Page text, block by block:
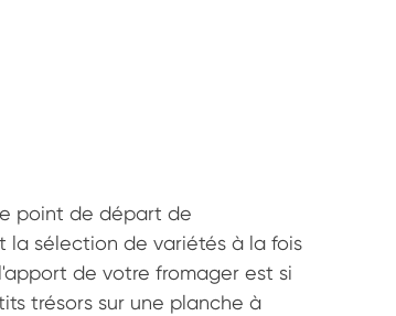
point de départ de
la sélection de variétés à la fois
de votre fromager est si
trésors sur une planche à